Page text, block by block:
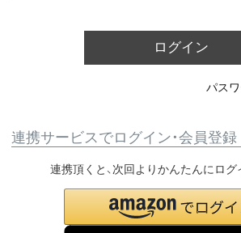
ログイン
パス
連携サービスでログイン・会員登録
連携頂くと、次回よりかんたんにログ